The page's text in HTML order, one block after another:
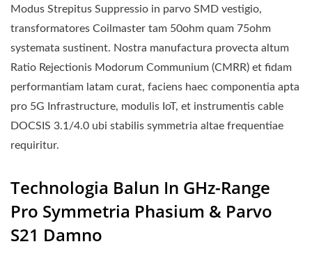
Modus Strepitus Suppressio in parvo SMD vestigio,
transformatores Coilmaster tam 50ohm quam 75ohm
systemata sustinent. Nostra manufactura provecta altum
Ratio Rejectionis Modorum Communium (CMRR) et fidam
performantiam latam curat, faciens haec componentia apta
pro 5G Infrastructure, modulis IoT, et instrumentis cable
DOCSIS 3.1/4.0 ubi stabilis symmetria altae frequentiae
requiritur.
Technologia Balun In GHz-Range
Pro Symmetria Phasium & Parvo
S21 Damno